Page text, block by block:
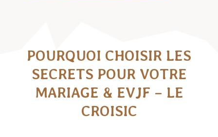
POURQUOI CHOISIR LES
SECRETS POUR VOTRE
MARIAGE & EVJF – LE
CROISIC